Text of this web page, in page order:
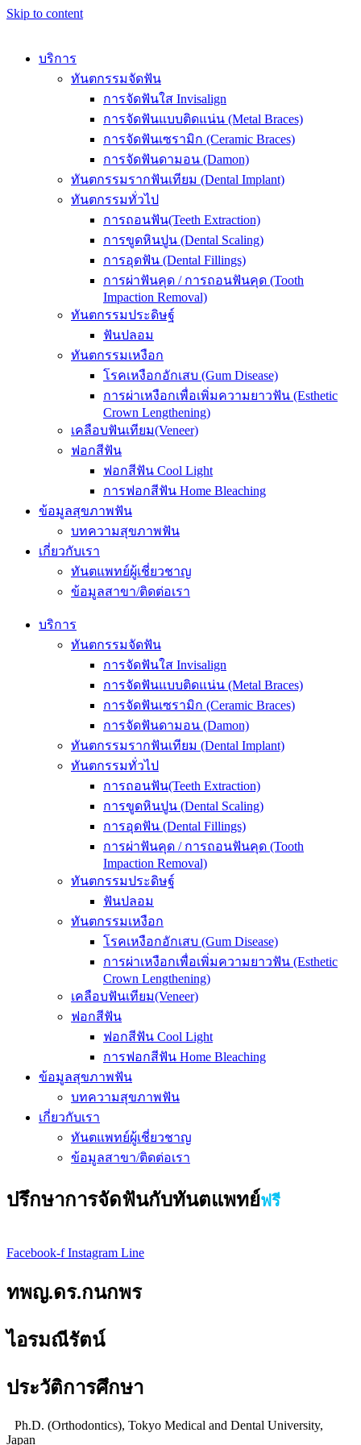
Skip to content
บริการ
ทันตกรรมจัดฟัน
การจัดฟันใส Invisalign
การจัดฟันแบบติดแน่น (Metal Braces)
การจัดฟันเซรามิก (Ceramic Braces)
การจัดฟันดามอน (Damon)
ทันตกรรมรากฟันเทียม (Dental Implant)
ทันตกรรมทั่วไป
การถอนฟัน(Teeth Extraction)
การขูดหินปูน (Dental Scaling)
การอุดฟัน (Dental Fillings)
การผ่าฟันคุด / การถอนฟันคุด (Tooth
Impaction Removal)
ทันตกรรมประดิษฐ์
ฟันปลอม
ทันตกรรมเหงือก
โรคเหงือกอักเสบ (Gum Disease)
การผ่าเหงือกเพื่อเพิ่มความยาวฟัน (Esthetic
Crown Lengthening)
เคลือบฟันเทียม(Veneer)
ฟอกสีฟัน
ฟอกสีฟัน Cool Light
การฟอกสีฟัน Home Bleaching
ข้อมูลสุขภาพฟัน
บทความสุขภาพฟัน
เกี่ยวกับเรา
ทันตแพทย์ผู้เชี่ยวชาญ
ข้อมูลสาขา/ติดต่อเรา
บริการ
ทันตกรรมจัดฟัน
การจัดฟันใส Invisalign
การจัดฟันแบบติดแน่น (Metal Braces)
การจัดฟันเซรามิก (Ceramic Braces)
การจัดฟันดามอน (Damon)
ทันตกรรมรากฟันเทียม (Dental Implant)
ทันตกรรมทั่วไป
การถอนฟัน(Teeth Extraction)
การขูดหินปูน (Dental Scaling)
การอุดฟัน (Dental Fillings)
การผ่าฟันคุด / การถอนฟันคุด (Tooth
Impaction Removal)
ทันตกรรมประดิษฐ์
ฟันปลอม
ทันตกรรมเหงือก
โรคเหงือกอักเสบ (Gum Disease)
การผ่าเหงือกเพื่อเพิ่มความยาวฟัน (Esthetic
Crown Lengthening)
เคลือบฟันเทียม(Veneer)
ฟอกสีฟัน
ฟอกสีฟัน Cool Light
การฟอกสีฟัน Home Bleaching
ข้อมูลสุขภาพฟัน
บทความสุขภาพฟัน
เกี่ยวกับเรา
ทันตแพทย์ผู้เชี่ยวชาญ
ข้อมูลสาขา/ติดต่อเรา
ปรึกษาการจัดฟันกับทันตแพทย์ฟรี
Facebook-f Instagram Line
ทพญ.ดร.กนกพร
ไอรมณีรัตน์
ประวัติการศึกษา
Ph.D. (Orthodontics), Tokyo Medical and Dental University,
Japan